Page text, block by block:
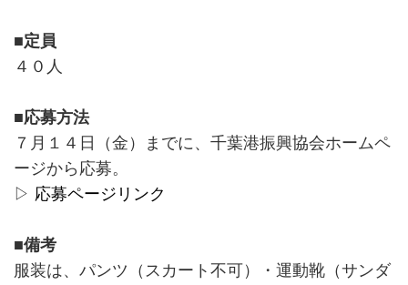
■定員
４０人
■応募方法
７月１４日（金）までに、千葉港振興協会ホームペ
ージから応募。
▷ 応募ページリンク
■備考
服装は、パンツ（スカート不可）・運動靴（サンダ